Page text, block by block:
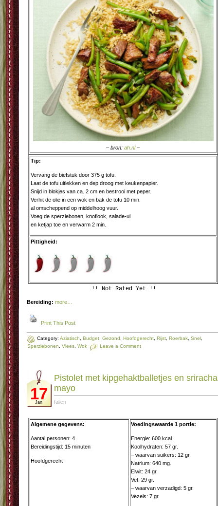
– bron:ah.nl–
Tip:
Vervang de biefstuk door 375 g tofu.
Laat de tofu uitlekken en dep droog met keukenpapier.
Snijd in blokjes van ca. 2 cm en bestrooi met peper.
Verhit de olie in een wok en bak de tofu 10 min.
al omscheppend op middelhoog vuur.
Voeg de sperziebonen, knoflook, salade-ui
en ketjap toe en verwarm 2 min.
Pittigheid:
!! Not Rated Yet !!
Bereiding: more…
Print This Post
Category: Aziatisch Budget Gezond Hoofdgerecht Rijst Roerbak Snel
Sperziebonen
Vlees Wok Leave a Comment
17
Jan
Pistolet met kipgehaktballetjes en sriracha
mayo
falien
Algemene gegevens:
Aantal personen: 4
Bereidingstijd: 15 minuten
Hoofdgerecht
Voedingswaarde 1 portie:
Energie: 600 kcal
Koolhydraten: 57 gr.
– waarvan suikers: 12 gr.
Natrium: 640 mg.
Eiwit: 24 gr.
Vet: 29 gr.
– waarvan verzadigd: 5 gr.
Vezels: 7 gr.